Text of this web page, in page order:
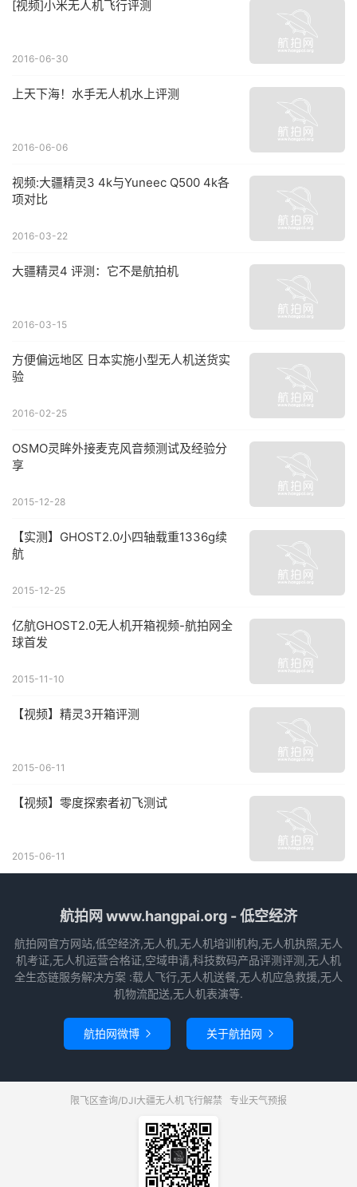
[视频]小米无人机飞行评测
2016-06-30
上天下海！水手无人机水上评测
2016-06-06
视频:大疆精灵3 4k与Yuneec Q500 4k各
项对比
2016-03-22
大疆精灵4 评测：它不是航拍机
2016-03-15
方便偏远地区 日本实施小型无人机送货实
验
2016-02-25
OSMO灵眸外接麦克风音频测试及经验分
享
2015-12-28
【实测】GHOST2.0小四轴载重1336g续
航
2015-12-25
亿航GHOST2.0无人机开箱视频-航拍网全
球首发
2015-11-10
【视频】精灵3开箱评测
2015-06-11
【视频】零度探索者初飞测试
2015-06-11
航拍网 www.hangpai.org - 低空经济
航拍网官方网站,低空经济,无人机,无人机培训机构,无人机执照,无人
机考证,无人机运营合格证,空域申请,科技数码产品评测评测,无人机
全生态链服务解决方案 :载人飞行,无人机送餐,无人机应急救援,无人
机物流配送,无人机表演等.
航拍网微博  关于航拍网 
限飞区查询/DJI大疆无人机飞行解禁 专业天气预报